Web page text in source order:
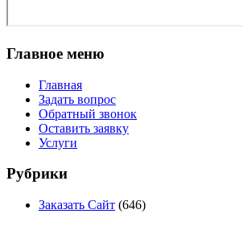
Главное меню
Главная
Задать вопрос
Обратный звонок
Оставить заявку
Услуги
Рубрики
Заказать Сайт (646)